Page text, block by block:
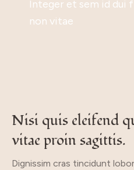
Integer et sem id dui
non vitae
ultrices. Mauris sit
Vestibulum vehicula
Ut consequat ante
dignissim non,
non tempor quam.
vulputate sodales,
semper lacus felis et
imperdiet laoreet
Etiam ut quam porta,
Nisi quis eleifend
vitae proin sagittis.
Dignissim cras tincidunt